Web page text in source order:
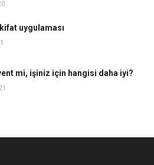
uygulaması
mi, işiniz için hangisi daha iyi?